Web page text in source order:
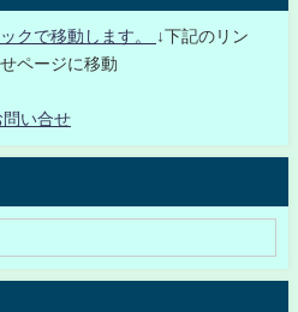
クで移動します。
↓下記のリン
ページに移動
問い合せ